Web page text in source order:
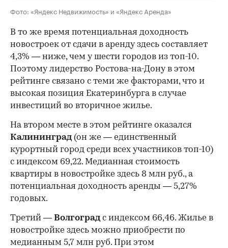
Фото: «Яндекс Недвижимость» и «Яндекс Аренда»
В то же время потенциальная доходность
новостроек от сдачи в аренду здесь составляет
4,3% — ниже, чем у шести городов из топ-10.
Поэтому лидерство Ростова-на-Дону в этом
рейтинге связано с теми же факторами, что и
высокая позиция Екатеринбурга в случае
инвестиций во вторичное жилье.
На втором месте в этом рейтинге оказался
Калининград (он же — единственный
курортный город среди всех участников топ-10)
с индексом 69,22. Медианная стоимость
квартиры в новостройке здесь 8 млн руб., а
потенциальная доходность аренды — 5,27%
годовых.
Третий — Волгоград с индексом 66,46. Жилье в
новостройке здесь можно приобрести по
медианным 5,7 млн руб. При этом